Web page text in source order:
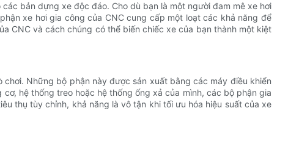
bản dựng xe độc đáo. Cho dù bạn là một người đam mê xe hơi
xe hơi gia công của CNC cung cấp một loạt các khả năng để
CNC và cách chúng có thể biến chiếc xe của bạn thành một kiệt
Những bộ phận này được sản xuất bằng các máy điều khiển
hệ thống treo hoặc hệ thống ống xả của mình, các bộ phận gia
thụ tùy chỉnh, khả năng là vô tận khi tối ưu hóa hiệu suất của xe